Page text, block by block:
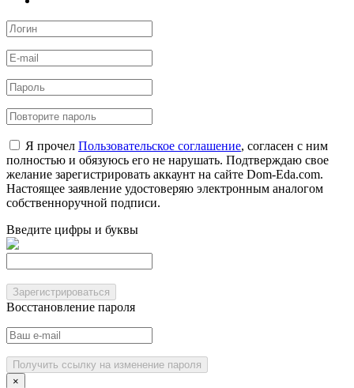
Я прочел Пользовательское соглашение, согласен с ним
полностью и обязуюсь его не нарушать. Подтверждаю свое
желание зарегистрировать аккаунт на сайте Dom-Eda.com.
Настоящее заявление удостоверяю электронным аналогом
собственноручной подписи.
Введите цифры и буквы
Зарегистрироваться
Восстановление пароля
Получить ссылку на изменение пароля
×